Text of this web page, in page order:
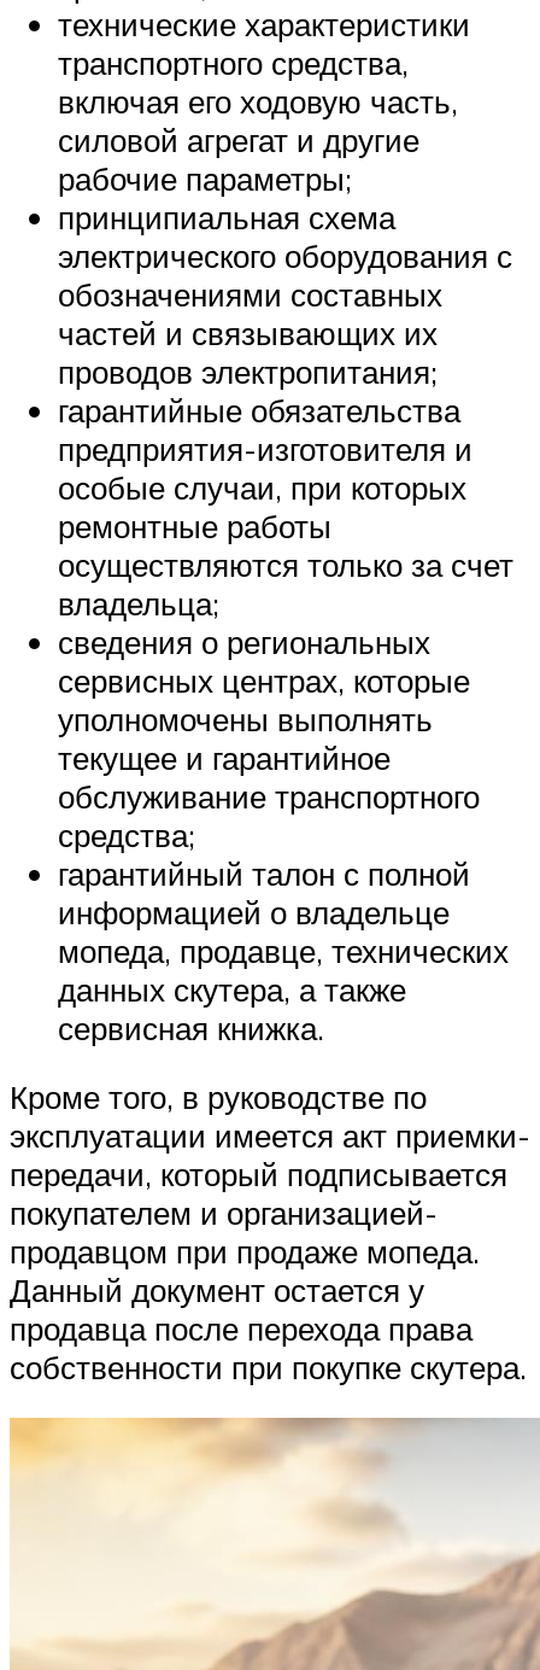
технические характеристики
транспортного средства,
включая его ходовую часть,
силовой агрегат и другие
рабочие параметры;
принципиальная схема
электрического оборудования с
обозначениями составных
частей и связывающих их
проводов электропитания;
гарантийные обязательства
предприятия-изготовителя и
особые случаи, при которых
ремонтные работы
осуществляются только за счет
владельца;
сведения о региональных
сервисных центрах, которые
уполномочены выполнять
текущее и гарантийное
обслуживание транспортного
средства;
гарантийный талон с полной
информацией о владельце
мопеда, продавце, технических
данных скутера, а также
сервисная книжка.
Кроме того, в руководстве по
эксплуатации имеется акт приемки-
передачи, который подписывается
покупателем и организацией-
продавцом при продаже мопеда.
Данный документ остается у
продавца после перехода права
собственности при покупке скутера.